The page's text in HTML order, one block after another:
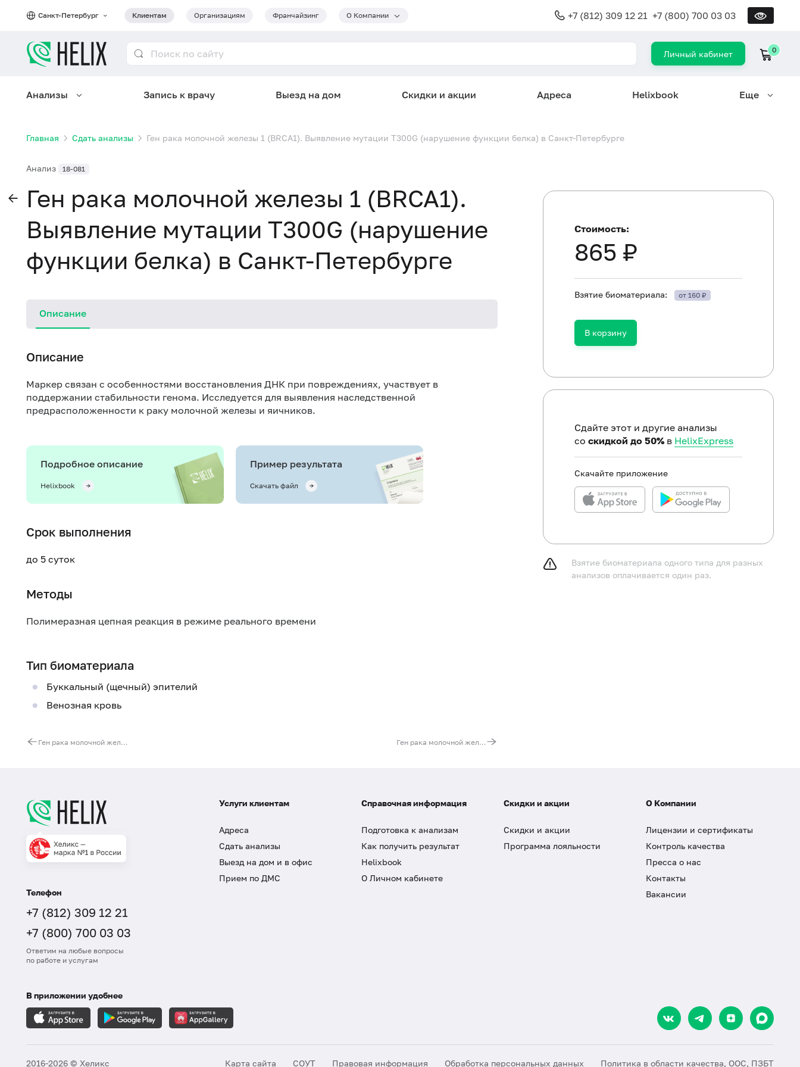
Санкт-Петербург Клиентам Организациям Франчайзинг О Компании +7 (812) 309 12 21 +7 (800) 700 03 03
Личный кабинет 0
Анализы Запись к врачу Выезд на дом Скидки и акции Адреса Helixbook Еще
Главная Сдать анализы Ген рака молочной железы 1 (BRCA1). Выявление мутации T300G (нарушение функции белка) в Санкт-Петербурге
Анализ 18-081
Ген рака молочной железы 1 (BRCA1).
Выявление мутации T300G (нарушение
функции белка) в Санкт-Петербурге
Описание
Описание
Маркер связан с особенностями восстановления ДНК при повреждениях, участвует в
поддержании стабильности генома. Исследуется для выявления наследственной
предрасположенности к раку молочной железы и яичников.
Подробное описание
Helixbook
Пример результата
Скачать файл
Срок выполнения
до 5 суток
Методы
Полимеразная цепная реакция в режиме реального времени
Тип биоматериала
Буккальный (щечный) эпителий
Венозная кровь
Ген рака молочной железы 1 (BRCA1). Выявление мутации 3875delGTCT (нарушение структуры белка) Ген рака молочной железы 1 (BRCA1). Выявление мутации 2080delA (нарушение структуры белка)
Стоимость:
865 ₽
Взятие биоматериала: от 160 ₽
В корзину
Сдайте этот и другие анализы
со скидкой до 50% в HelixExpress
Скачайте приложение
Взятие биоматериала одного типа для разных
анализов оплачивается один раз.
Телефон
+7 (812) 309 12 21
+7 (800) 700 03 03
Ответим на любые вопросы
по работе и услугам
Услуги клиентам
Адреса
Сдать анализы
Выезд на дом и в офис
Прием по ДМС
Справочная информация
Подготовка к анализам
Как получить результат
Helixbook
О Личном кабинете
Скидки и акции
Скидки и акции
Программа лояльности
О Компании
Лицензии и сертификаты
Контроль качества
Пресса о нас
Контакты
Вакансии
В приложении удобнее
2016-2026 © Хеликс Карта сайта СОУТ Правовая информация Обработка персональных данных Политика в области качества, ООС, ПЗБТ